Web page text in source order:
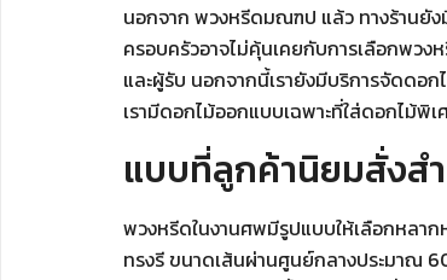
นอกจาก พวงหรีดมณฑป แล้ว ทางร้านยัง
ครอบครัวอาจไม่คุ้นเคยกับการเลือกพว
และผู้รับ นอกจากนี้เรายังมีบริการจัดดอ
เรามีดอกไม้ออกแบบเฉพาะที่ใส่ดอกไม้
แบบที่ลูกค้านิยมสั่ง
พวงหรีดในงานศพมีรูปแบบให้เลือกหลา
ทรงรี ขนาดเส้นผ่านศูนย์กลางประมาณ